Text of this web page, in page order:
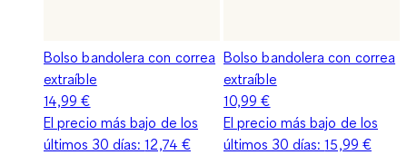
Bolso bandolera con correa
extraíble
14,99 €
El precio más bajo de los
últimos 30 días:12,74 €
Bolso bandolera con correa
extraíble
10,99 €
El precio más bajo de los
últimos 30 días:15,99 €